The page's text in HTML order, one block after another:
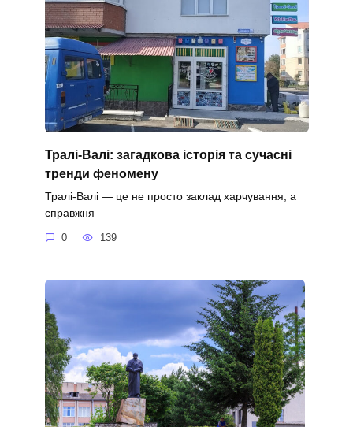
Тралі-Валі: загадкова історія та сучасні
тренди феномену
Тралі-Валі — це не просто заклад харчування, а
справжня
0 139